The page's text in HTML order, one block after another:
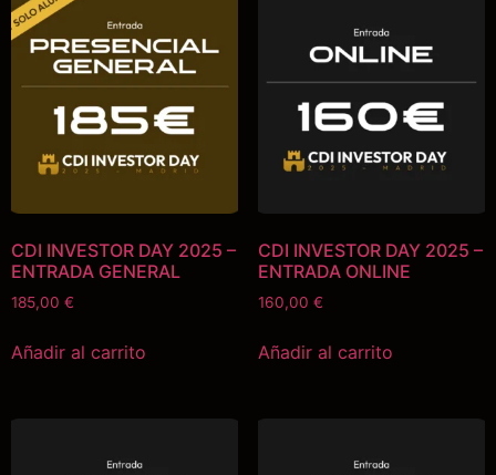
CDI INVESTOR DAY 2025 –
ENTRADA GENERAL
185,00 €
Añadir al carrito
CDI INVESTOR DAY 2025 –
ENTRADA ONLINE
160,00 €
Añadir al carrito